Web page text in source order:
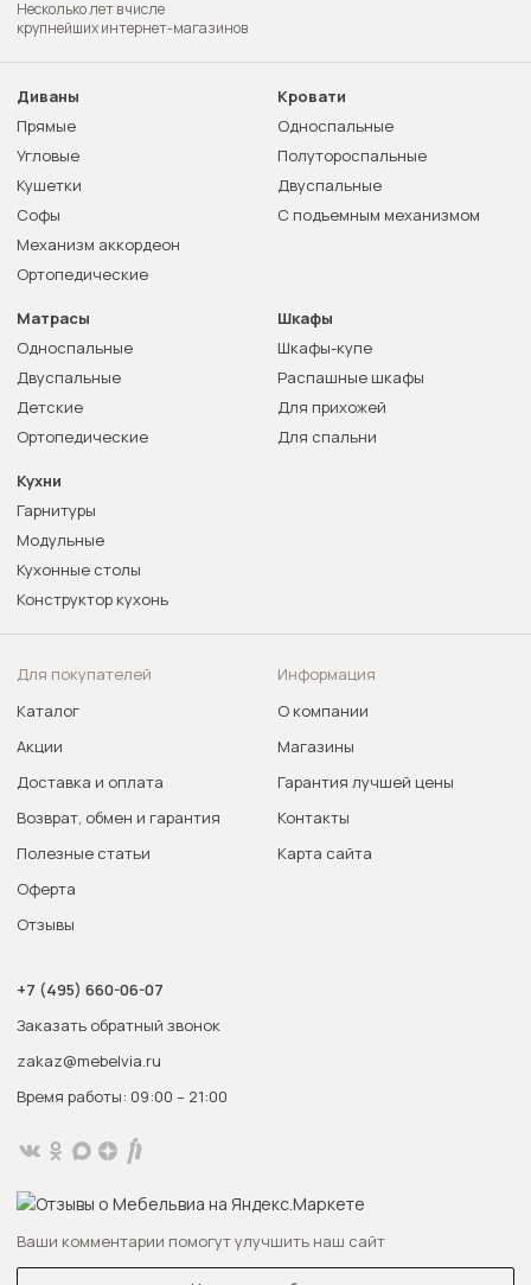
Несколько лет в числе
крупнейших интернет-магазинов
Диваны
Прямые
Угловые
Кушетки
Софы
Механизм аккордеон
Ортопедические
Кровати
Односпальные
Полутороспальные
Двуспальные
С подъемным механизмом
Матрасы
Односпальные
Двуспальные
Детские
Ортопедические
Шкафы
Шкафы-купе
Распашные шкафы
Для прихожей
Для спальни
Кухни
Гарнитуры
Модульные
Кухонные столы
Конструктор кухонь
Для покупателей
Каталог
Акции
Доставка и оплата
Возврат, обмен и гарантия
Полезные статьи
Оферта
Отзывы
Информация
О компании
Магазины
Гарантия лучшей цены
Контакты
Карта сайта
+7 (495) 660-06-07
Заказать обратный звонок
zakaz@mebelvia.ru
Время работы: 09:00 – 21:00
Ваши комментарии помогут улучшить наш сайт